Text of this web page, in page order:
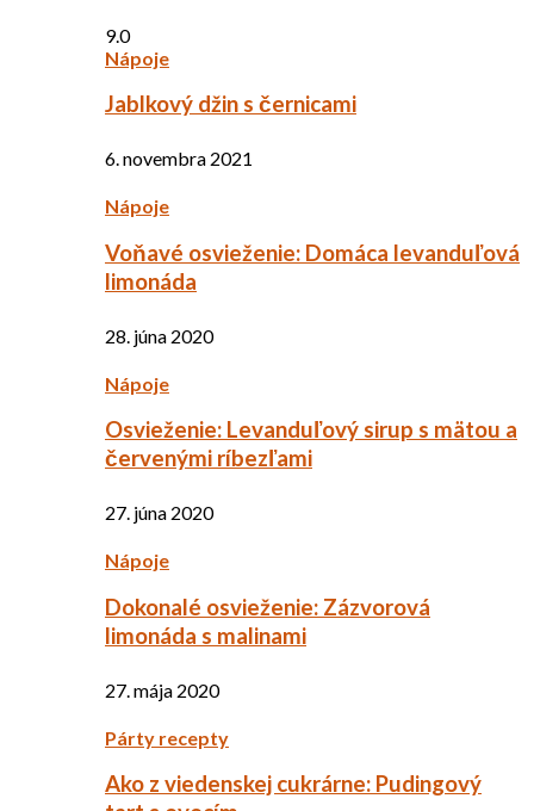
9.0
Nápoje
Jablkový džin s černicami
6. novembra 2021
Nápoje
Voňavé osvieženie: Domáca levanduľová
limonáda
28. júna 2020
Nápoje
Osvieženie: Levanduľový sirup s mätou a
červenými ríbezľami
27. júna 2020
Nápoje
Dokonalé osvieženie: Zázvorová
limonáda s malinami
27. mája 2020
Párty recepty
Ako z viedenskej cukrárne: Pudingový